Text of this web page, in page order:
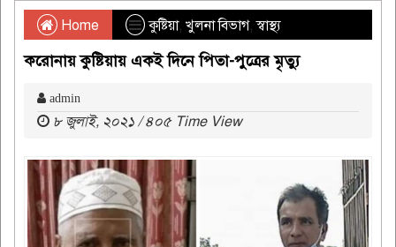
Home কুষ্টিয়া, খুলনা বিভাগ,স্বাস্থ্য
করোনায় কুষ্টিয়ায় একই দিনে পিতা-পুত্রের মৃত্যু
admin
৮ জুলাই, ২০২১ / ৪০৫ Time View